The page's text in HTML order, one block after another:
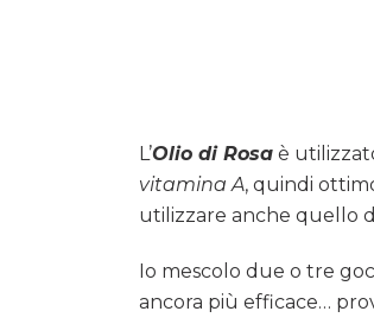
L’Olio di Rosa è
vitamina A, quindi
utilizzare anche quello
Io mescolo due o tre
ancora più efficace…